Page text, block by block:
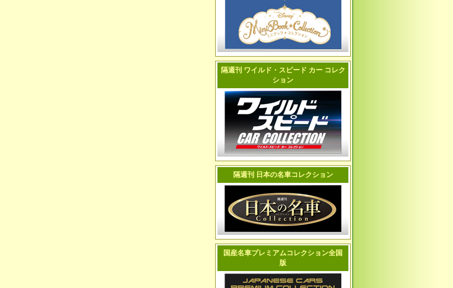
隔週刊 ワイルド・スピード カー コレク
ション
隔週刊 日本の名車コレクション
国産名車プレミアムコレクション全国
版